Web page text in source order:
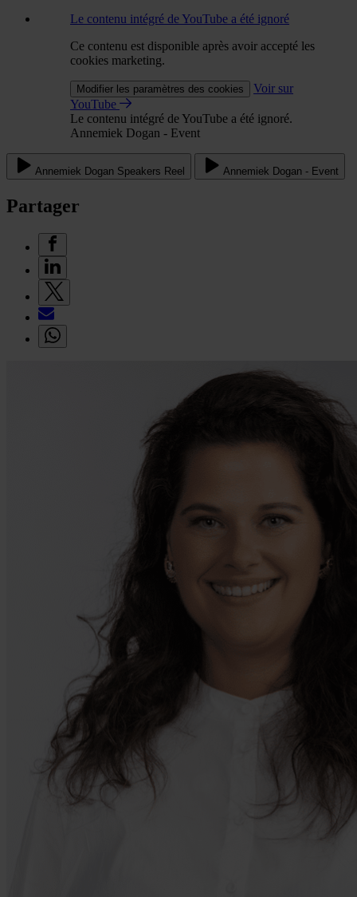
Le contenu intégré de YouTube a été ignoré
Ce contenu est disponible après avoir accepté les
cookies marketing.
Modifier les paramètres des cookies
Voir sur
YouTube
Le contenu intégré de YouTube a été ignoré.
Annemiek Dogan - Event
Annemiek Dogan Speakers Reel Annemiek Dogan - Event
Partager